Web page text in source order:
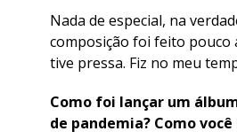
Nada de especial, na
composição foi feito pouco
tive pressa. Fiz no meu
Como foi lançar um
de pandemia? Como